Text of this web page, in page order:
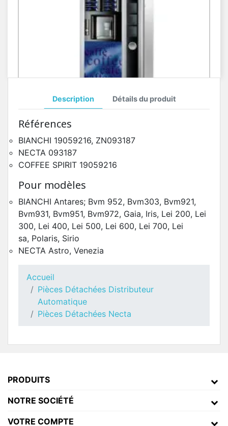
Pièces Détachées Distributeur Automatique
Pièces Détachées Distributeur Automatique
Description Détails du produit
Références
BIANCHI 19059216, ZN093187
NECTA 093187
COFFEE SPIRIT 19059216
Pour modèles
BIANCHI Antares; Bvm 952, Bvm303, Bvm921,
Bvm931, Bvm951, Bvm972, Gaia, Iris, Lei 200, Lei
300, Lei 400, Lei 500, Lei 600, Lei 700, Lei
sa, Polaris, Sirio
NECTA Astro, Venezia
Accueil
Pièces Détachées Distributeur
Automatique
Pièces Détachées Necta
PRODUITS
NOTRE SOCIÉTÉ
VOTRE COMPTE